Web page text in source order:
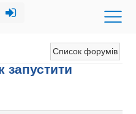
Список форумів
запустити